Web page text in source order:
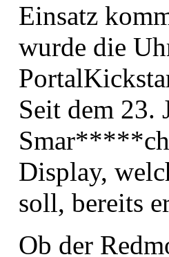
Einsatz
wurde die
Seit dem 23.
Smar*****ch
Display,
soll, bereits
Ob der